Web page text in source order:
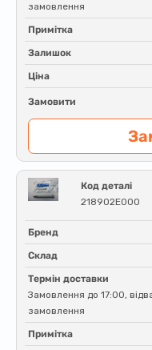
замовлення
Примітка
Залишок
Ціна
Замовити
Код деталі
218902E000
Бренд
Склад
Термін доставки
Замовлення до 17:00,
замовлення
Примітка